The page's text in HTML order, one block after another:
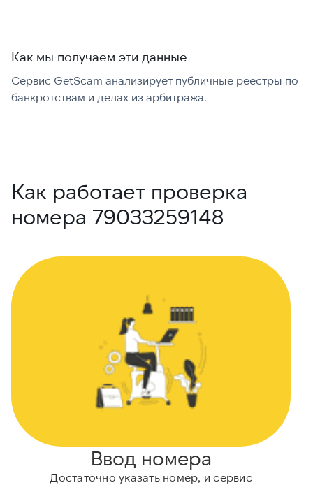
Как мы получаем эти данные
Сервис GetScam анализирует публичные реестры по
банкротствам и делах из арбитража.
Как работает проверка
номера 79033259148
Ввод номера
Достаточно указать номер, и сервис